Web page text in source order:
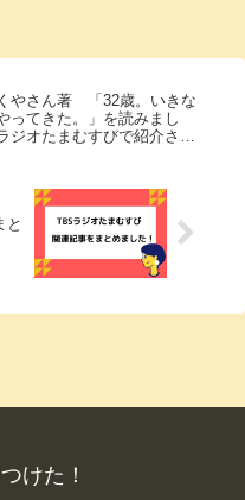
やさん著 「32歳。いきな
ってきた。」を読みまし
ジオたまむすびで紹介され
と
けた！